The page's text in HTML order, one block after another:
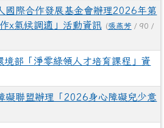
國際合作發展基金會辦理2026年第
x氣候調適」活動資訊 (張燕芳 / 90 /
部「淨零綠領人才培育課程」資
礙聯盟辦理「2026身心障礙兒少意